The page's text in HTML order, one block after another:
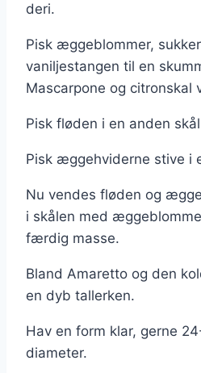
deri.
Pisk æggeblommer,
vaniljestangen til en
Mascarpone og citronskal
Pisk fløden i en anden
Pisk æggehviderne stive i
Nu vendes fløden og
i skålen med
færdig masse.
Bland Amaretto og den
en dyb tallerken.
Hav en form klar, gerne
diameter.